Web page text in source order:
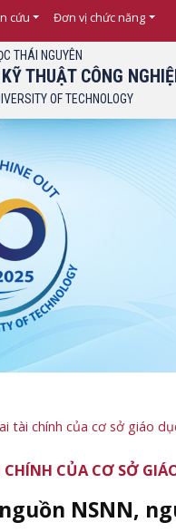
cứu Đơn vị chức năng
Thông báo Ngưỡng
THÁI NGUYÊN
THUẬT CÔNG
OF TECHNOLOGY
tài chính của cơ sở giáo
CỦA CƠ SỞ
NSNN,